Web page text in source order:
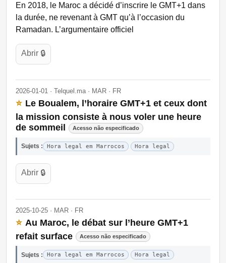
En 2018, le Maroc a décidé d’inscrire le GMT+1 dans
la durée, ne revenant à GMT qu’à l’occasion du
Ramadan. L’argumentaire officiel
Abrir 🔒
2026-01-01 · Telquel.ma · MAR · FR
⭐ Le Boualem, l’horaire GMT+1 et ceux dont
la mission consiste à nous voler une heure
de sommeil
Acesso não especificado
Sujets : Hora legal em Marrocos Hora legal
Abrir 🔒
2025-10-25 · MAR · FR
⭐ Au Maroc, le débat sur l’heure GMT+1
refait surface
Acesso não especificado
Sujets : Hora legal em Marrocos Hora legal